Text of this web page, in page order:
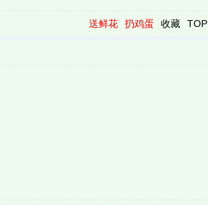
送鲜花 扔鸡蛋 收藏 TOP